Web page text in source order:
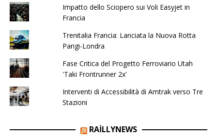
Impatto dello Sciopero sui Voli Easyjet in
Francia
Trenitalia Francia: Lanciata la Nuova Rotta
Parigi-Londra
Fase Critica del Progetto Ferroviario Utah
'Taki Frontrunner 2x'
Interventi di Accessibilità di Amtrak verso Tre
Stazioni
RAILLYNEWS